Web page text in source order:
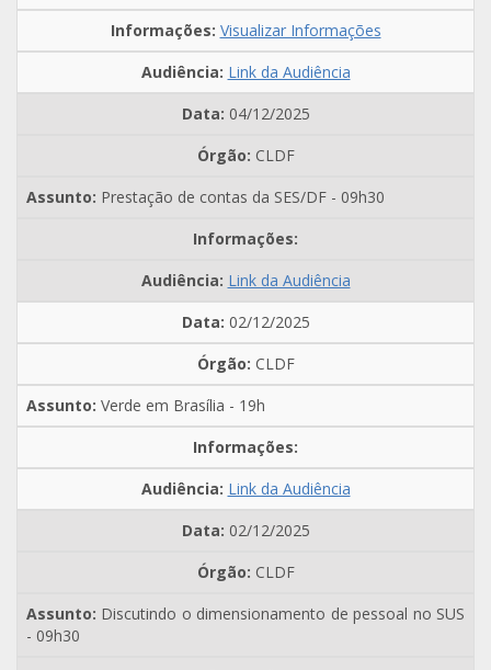
Visualizar Informações
Link da Audiência
04/12/2025
CLDF
Prestação de contas da SES/DF - 09h30
Link da Audiência
02/12/2025
CLDF
Verde em Brasília - 19h
Link da Audiência
02/12/2025
CLDF
Discutindo o dimensionamento de pessoal no SUS
- 09h30